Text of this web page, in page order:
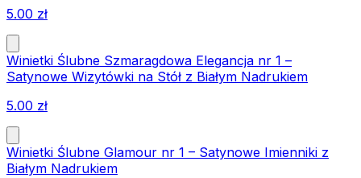
5.00 zł
Winietki Ślubne Szmaragdowa Elegancja nr 1 –
Satynowe Wizytówki na Stół z Białym Nadrukiem
5.00 zł
Winietki Ślubne Glamour nr 1 – Satynowe Imienniki z
Białym Nadrukiem